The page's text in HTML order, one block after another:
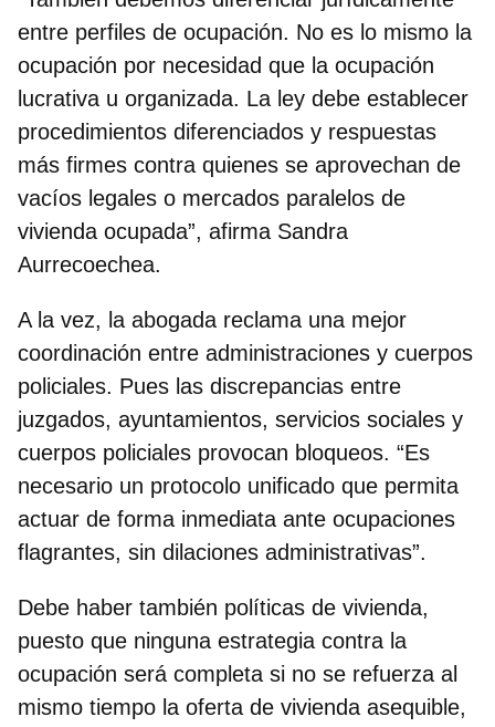
entre perfiles de ocupación. No es lo mismo la
ocupación por necesidad que la ocupación
lucrativa u organizada. La ley debe establecer
procedimientos diferenciados y respuestas
más firmes contra quienes se aprovechan de
vacíos legales o mercados paralelos de
vivienda ocupada”, afirma Sandra
Aurrecoechea.
A la vez, la abogada reclama una mejor
coordinación entre administraciones y cuerpos
policiales. Pues las discrepancias entre
juzgados, ayuntamientos, servicios sociales y
cuerpos policiales provocan bloqueos. “Es
necesario un protocolo unificado que permita
actuar de forma inmediata ante ocupaciones
flagrantes, sin dilaciones administrativas”.
Debe haber también políticas de vivienda,
puesto que ninguna estrategia contra la
ocupación será completa si no se refuerza al
mismo tiempo laoferta de vivienda asequible,